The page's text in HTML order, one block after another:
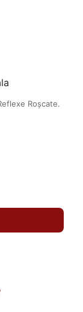
Roșcate.